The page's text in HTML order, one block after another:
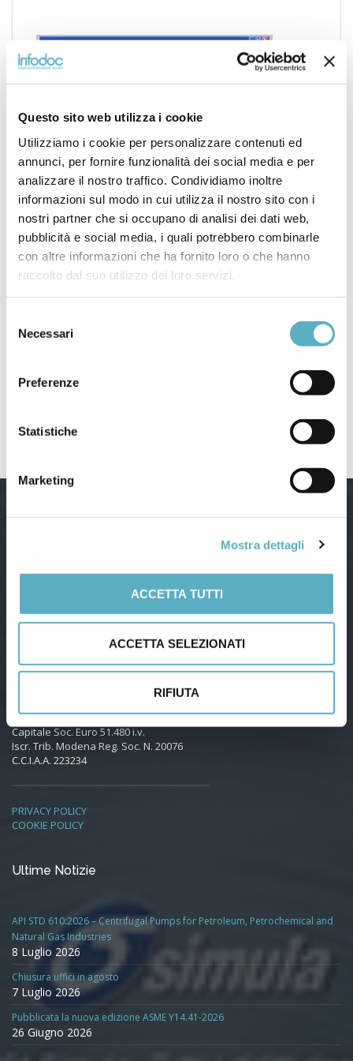
Questo sito web utilizza i cookie
Utilizziamo i cookie per personalizzare contenuti ed
annunci, per fornire funzionalità dei social media e per
analizzare il nostro traffico. Condividiamo inoltre
informazioni sul modo in cui utilizza il nostro sito con i
nostri partner che si occupano di analisi dei dati web,
pubblicità e social media, i quali potrebbero combinarle
con altre informazioni che ha fornito loro o che hanno
raccolto dal suo utilizzo dei loro servizi.
delNecessari
Preferenze
Statistiche
Marketing
Mostra dettagli
ACCETTA TUTTI
ACCETTA SELEZIONATI
RIFIUTA
Search
Webinar / Eventi
41037 Mirandola (Modena) – Italy
Tel:(+39) 0535 26108– Fax: 0535 26021
info@infodoc.it
Capitale Soc. Euro 51.480 i.v.
Iscr. Trib. Modena Reg. Soc. N. 20076
C.C.I.A.A. 223234
PRIVACY POLICY
COOKIE POLICY
Ultime Notizie
API STD 610:2026 – Centrifugal Pumps for Petroleum, Petrochemical and
Natural Gas Industries
8 Luglio 2026
Chiusura uffici in agosto
7 Luglio 2026
Pubblicata la nuova edizione ASME Y14.41-2026
26 Giugno 2026